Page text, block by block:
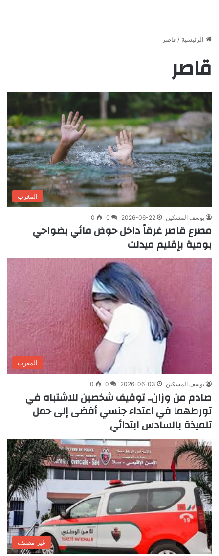
الرئيسية / قاصر
قاصر
المغرب
يوسف المسكين 2026-06-22
0
0
مصرع قاصر غرقاً داخل حوض مائي بضواحي
بومية بإقليم ميدلت
المغرب
يوسف المسكين 2026-06-03
0
0
صادم من وزان.. توقيف شخصين للاشتباه في
تورطهما في اعتداء جنسي أفضى إلى حمل
تلميذة بالسادس ابتدائي
غير مصنف